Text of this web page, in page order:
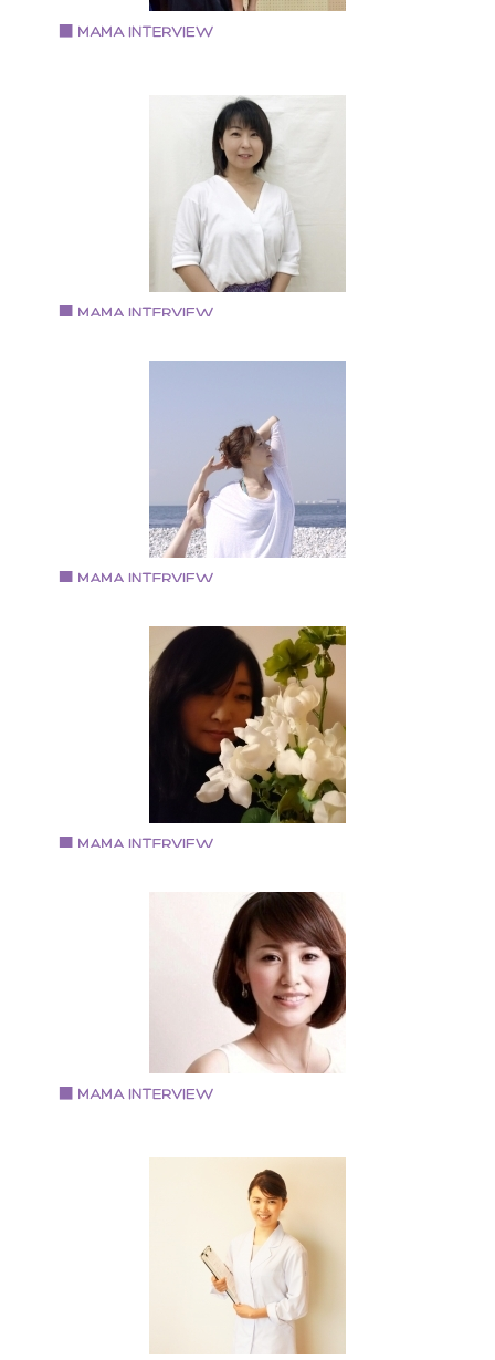
次世代型子ども英語講師 英語コーチ 英語リトミック講
トレーナー 英会話スクール勤務・グランドスタッフ・
室乗務員の経験を経て現在は市や町の子育て支援セン
ーで英語講座や、英語リトミック講座を開講している
・「訪問プレミアム保育with me（ウィヅミー）」経営
として訪問保育、子育てカウンセリングの他、子育て
援や保育人材養成など、保育に総合的にかかわってい
る。 ・自然農やアクティビティを楽しめる「NPO法人
良情熱学校」の教頭・副理事長
『YOGA7』代表『Vegan style Nana』経営
1973年生まれ。O型。蟹座。 ホテル勤務を経てヨガイ
ストラクターになる。 ヴィ―ガンの飲食店経営経験が
り、現在はヨガインストラクターをしながら自宅工房
グルテンフリーのスイーツやパン、マヨネーズなどの
造・販売をしている。
フローリスト(atelierstagioneflower主宰)
大阪府出身 中学生と小学生の母 【ブログ】
asflower---tomo 【Instagram】 tomo5177
アファメーションメイクアドバイザー
1978年生まれ 2児の母 神奈川県出身、小学校5年生の
時、関西に引っ越し 会社勤めをしながらメイクの世界
出産を機にベビーマッサージと出会う 自宅にてベビー
ッサージ教室と子連れメイクサロンをオープン カルチ
ーセンターや企業への講座も行う 現在、メイクカラー
ナリスト(R)としても活動 http://www.joyful-angels.com/